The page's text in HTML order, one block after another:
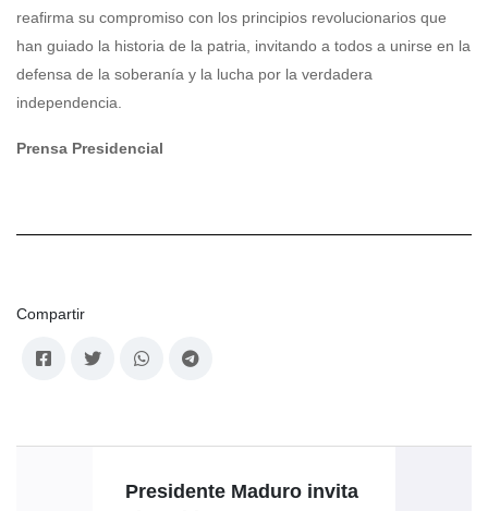
reafirma su compromiso con los principios revolucionarios que
han guiado la historia de la patria, invitando a todos a unirse en la
defensa de la soberanía y la lucha por la verdadera
independencia.
Prensa Presidencial
Compartir
Presidente Maduro invita